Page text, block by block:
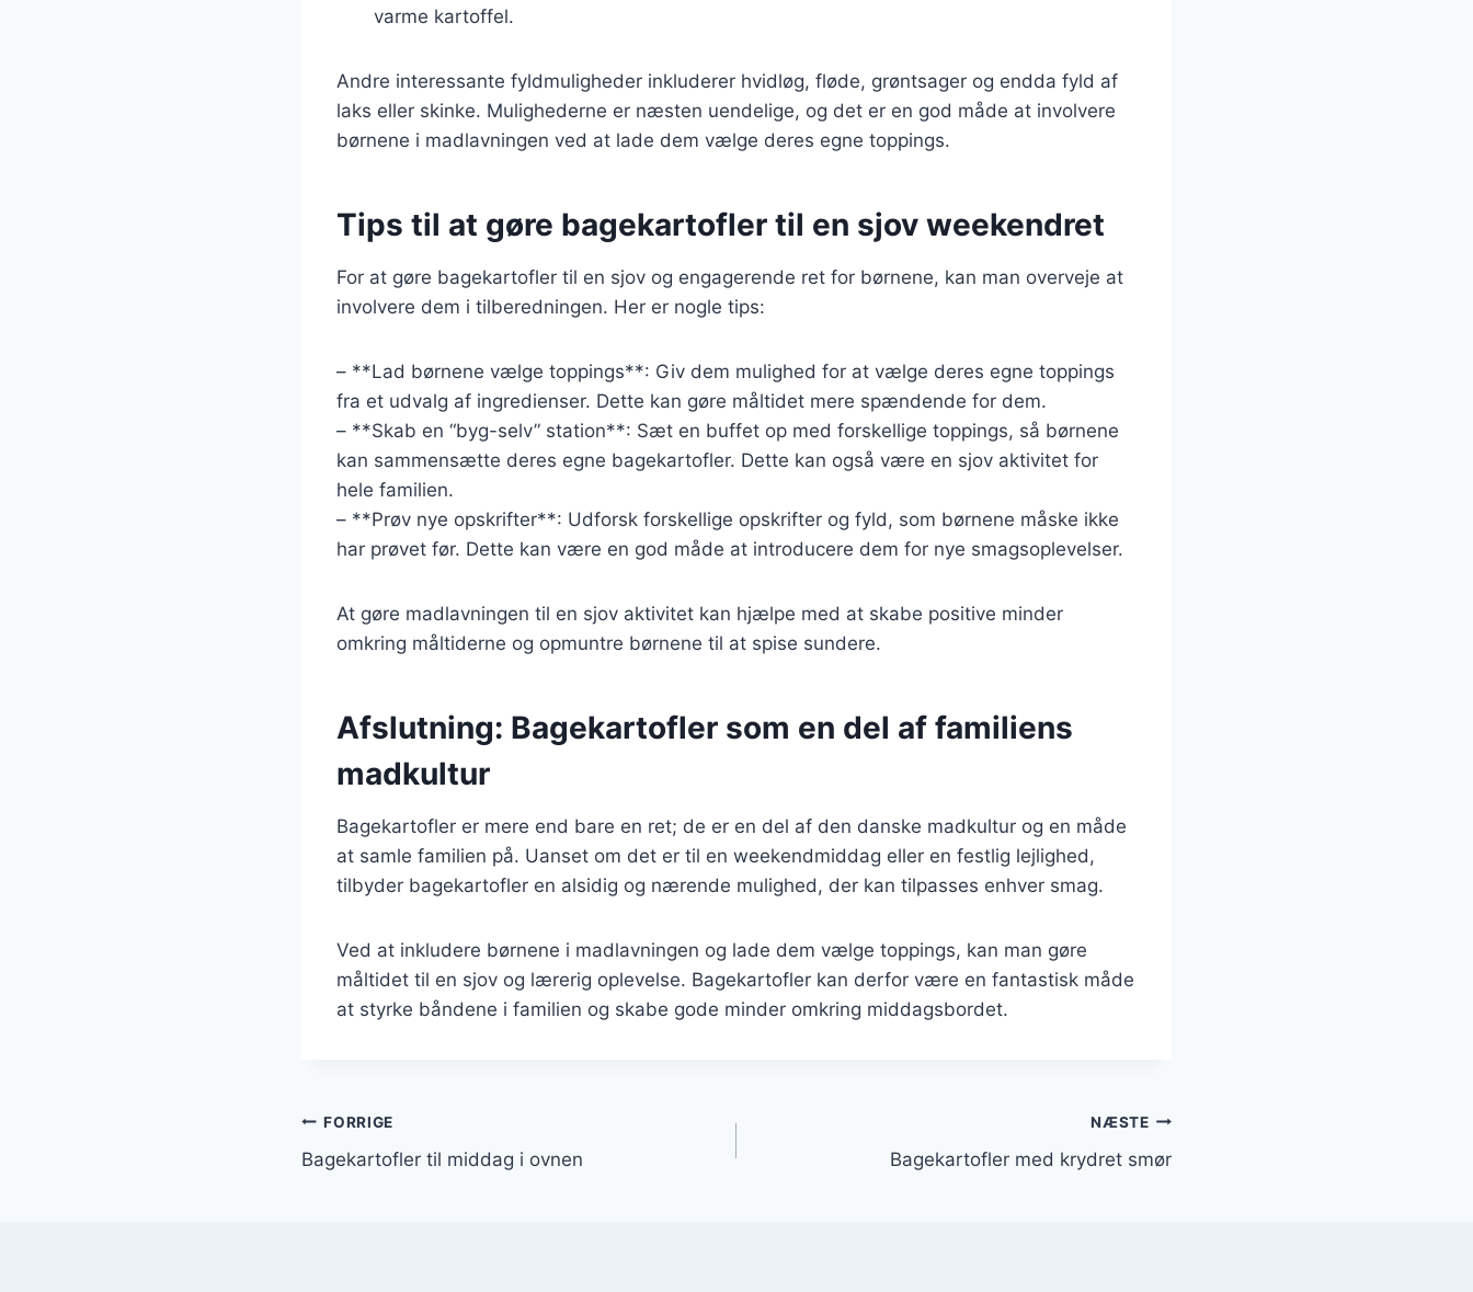
varme kartoffel.
Andre interessante fyldmuligheder inkluderer hvidløg, fløde, grøntsager og endda fyld af
laks eller skinke. Mulighederne er næsten uendelige, og det er en god måde at involvere
børnene i madlavningen ved at lade dem vælge deres egne toppings.
Tips til at gøre bagekartofler til en sjov weekendret
For at gøre bagekartofler til en sjov og engagerende ret for børnene, kan man overveje at
involvere dem i tilberedningen. Her er nogle tips:
– **Lad børnene vælge toppings**: Giv dem mulighed for at vælge deres egne toppings
fra et udvalg af ingredienser. Dette kan gøre måltidet mere spændende for dem.
– **Skab en “byg-selv” station**: Sæt en buffet op med forskellige toppings, så børnene
kan sammensætte deres egne bagekartofler. Dette kan også være en sjov aktivitet for
hele familien.
– **Prøv nye opskrifter**: Udforsk forskellige opskrifter og fyld, som børnene måske ikke
har prøvet før. Dette kan være en god måde at introducere dem for nye smagsoplevelser.
At gøre madlavningen til en sjov aktivitet kan hjælpe med at skabe positive minder
omkring måltiderne og opmuntre børnene til at spise sundere.
Afslutning: Bagekartofler som en del af familiens
madkultur
Bagekartofler er mere end bare en ret; de er en del af den danske madkultur og en måde
at samle familien på. Uanset om det er til en weekendmiddag eller en festlig lejlighed,
tilbyder bagekartofler en alsidig og nærende mulighed, der kan tilpasses enhver smag.
Ved at inkludere børnene i madlavningen og lade dem vælge toppings, kan man gøre
måltidet til en sjov og lærerig oplevelse. Bagekartofler kan derfor være en fantastisk måde
at styrke båndene i familien og skabe gode minder omkring middagsbordet.
Indlægsnavigation
FORRIGE
Bagekartofler til middag i ovnen
NÆSTE
Bagekartofler med krydret smør